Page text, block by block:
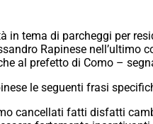
in tema di parcheggi per
Rapinese nell’ultimo
al prefetto di Como –
le seguenti frasi
cancellati fatti disfatti